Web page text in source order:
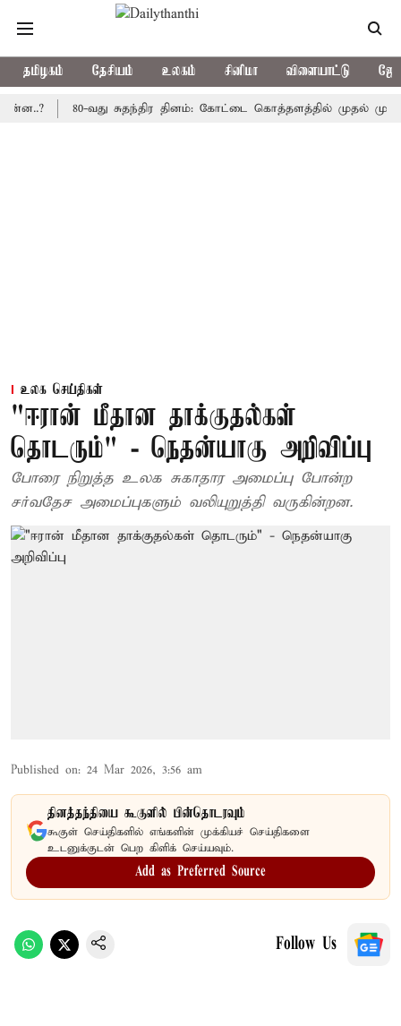
தமிழகம் தேசியம் உலகம் சினிமா விளையாட்டு
80-வது சுதந்திர தினம்: கோட்டை கொத்தளத்தில் முதல் முறையாக
உலக செய்திகள்
"ஈரான் மீதான தாக்குதல்கள்
தொடரும்" - நெதன்யாகு அறிவிப்பு
போரை நிறுத்த உலக சுகாதார அமைப்பு போன்ற
சர்வதேச அமைப்புகளும் வலியுறுத்தி வருகின்றன.
Published on: 24 Mar 2026, 3:56 am
தினத்தந்தியை கூகுளில் பின்தொடரவும்
கூகுள் செய்திகளில் எங்களின் முக்கியச் செய்திகளை
உடனுக்குடன் பெற கிளிக் செய்யவும்.
Add as Preferred Source
Follow Us